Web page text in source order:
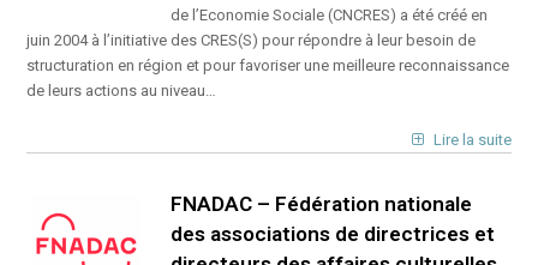
de l’Economie Sociale (CNCRES) a été créé en
juin 2004 à l’initiative des CRES(S) pour répondre à leur besoin de
structuration en région et pour favoriser une meilleure reconnaissance
de leurs actions au niveau…
Lire la suite
FNADAC – Fédération nationale
des associations de directrices et